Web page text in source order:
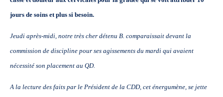
jours de soins et plus si besoin.
Jeudi après-midi, notre très cher détenu B. comparaissait devant la
commission de discipline pour ses agissements du mardi qui avaient
nécessité son placement au QD.
A la lecture des faits par le Président de la CDD, cet énergumène, se jette